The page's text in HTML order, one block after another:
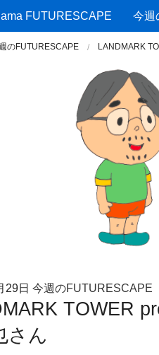
FUTURESCAPE
FUTURESCAPE 今週
のFUTURESCAPE LANDMARK
29日 今週のFUTURESCAPE
TOWER
さん